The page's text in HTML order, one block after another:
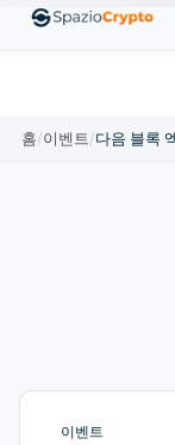
EthereumETH
홈/이벤트/
이벤트